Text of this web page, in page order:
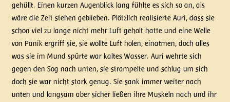
gehüllt. Einen kurzen Augenblick lang fühlte es sich so an, als
wäre die Zeit stehen geblieben. Plötzlich realisierte Auri, dass sie
schon viel zu lange nicht mehr Luft geholt hatte und eine Welle
von Panik ergriff sie, sie wollte Luft holen, einatmen, doch alles
was sie im Mund spürte war kaltes Wasser. Auri wehrte sich
gegen den Sog nach unten, sie strampelte und schlug um sich
doch sie war nicht stark genug. Sie sank immer weiter nach
unten und langsam aber sicher ließen ihre Muskeln nach und ihr